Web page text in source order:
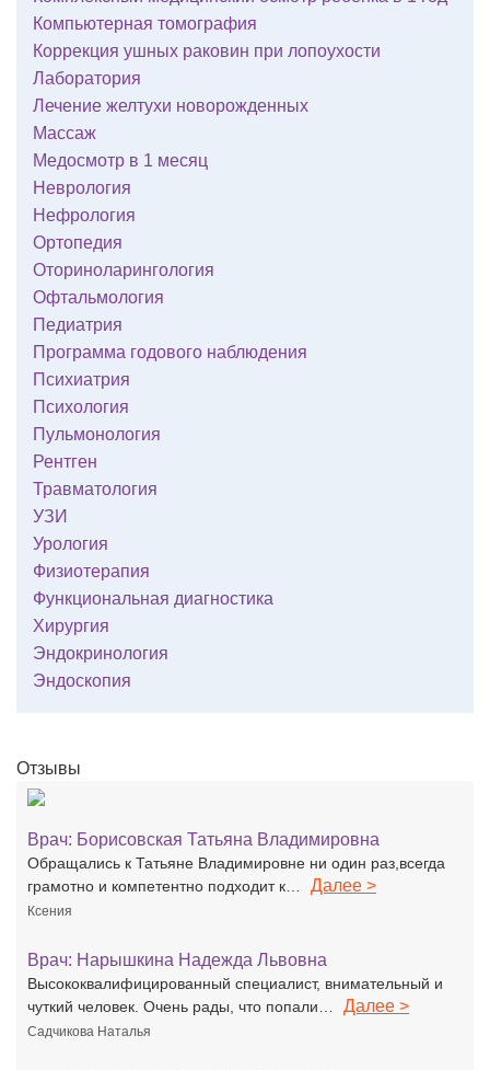
Компьютерная томография
Коррекция ушных раковин при лопоухости
Лаборатория
Лечение желтухи новорожденных
Массаж
Медосмотр в 1 месяц
Неврология
Нефрология
Ортопедия
Оториноларингология
Офтальмология
Педиатрия
Программа годового наблюдения
Психиатрия
Психология
Пульмонология
Рентген
Травматология
УЗИ
Урология
Физиотерапия
Функциональная диагностика
Хирургия
Эндокринология
Эндоскопия
Отзывы
Врач: Борисовская Татьяна Владимировна
Обращались к Татьяне Владимировне ни один раз,всегда
грамотно и компетентно подходит к…
Далее >
Ксения
Врач: Нарышкина Надежда Львовна
Высококвалифицированный специалист, внимательный и
чуткий человек. Очень рады, что попали…
Далее >
Садчикова Наталья